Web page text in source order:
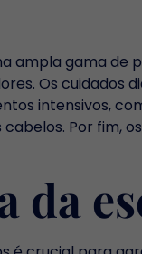
ampla gama de
Os cuidados
intensivos,
Por fim,
da